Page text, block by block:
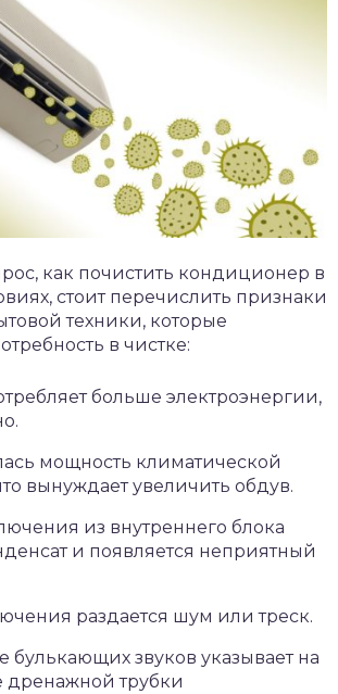
как почистить кондиционер в
стоит перечислить признаки
техники, которые
в чистке:
больше электроэнергии,
мощность климатической
вынуждает увеличить обдув.
из внутреннего блока
и появляется неприятный
раздается шум или треск.
булькающих звуков указывает на
дренажной трубки